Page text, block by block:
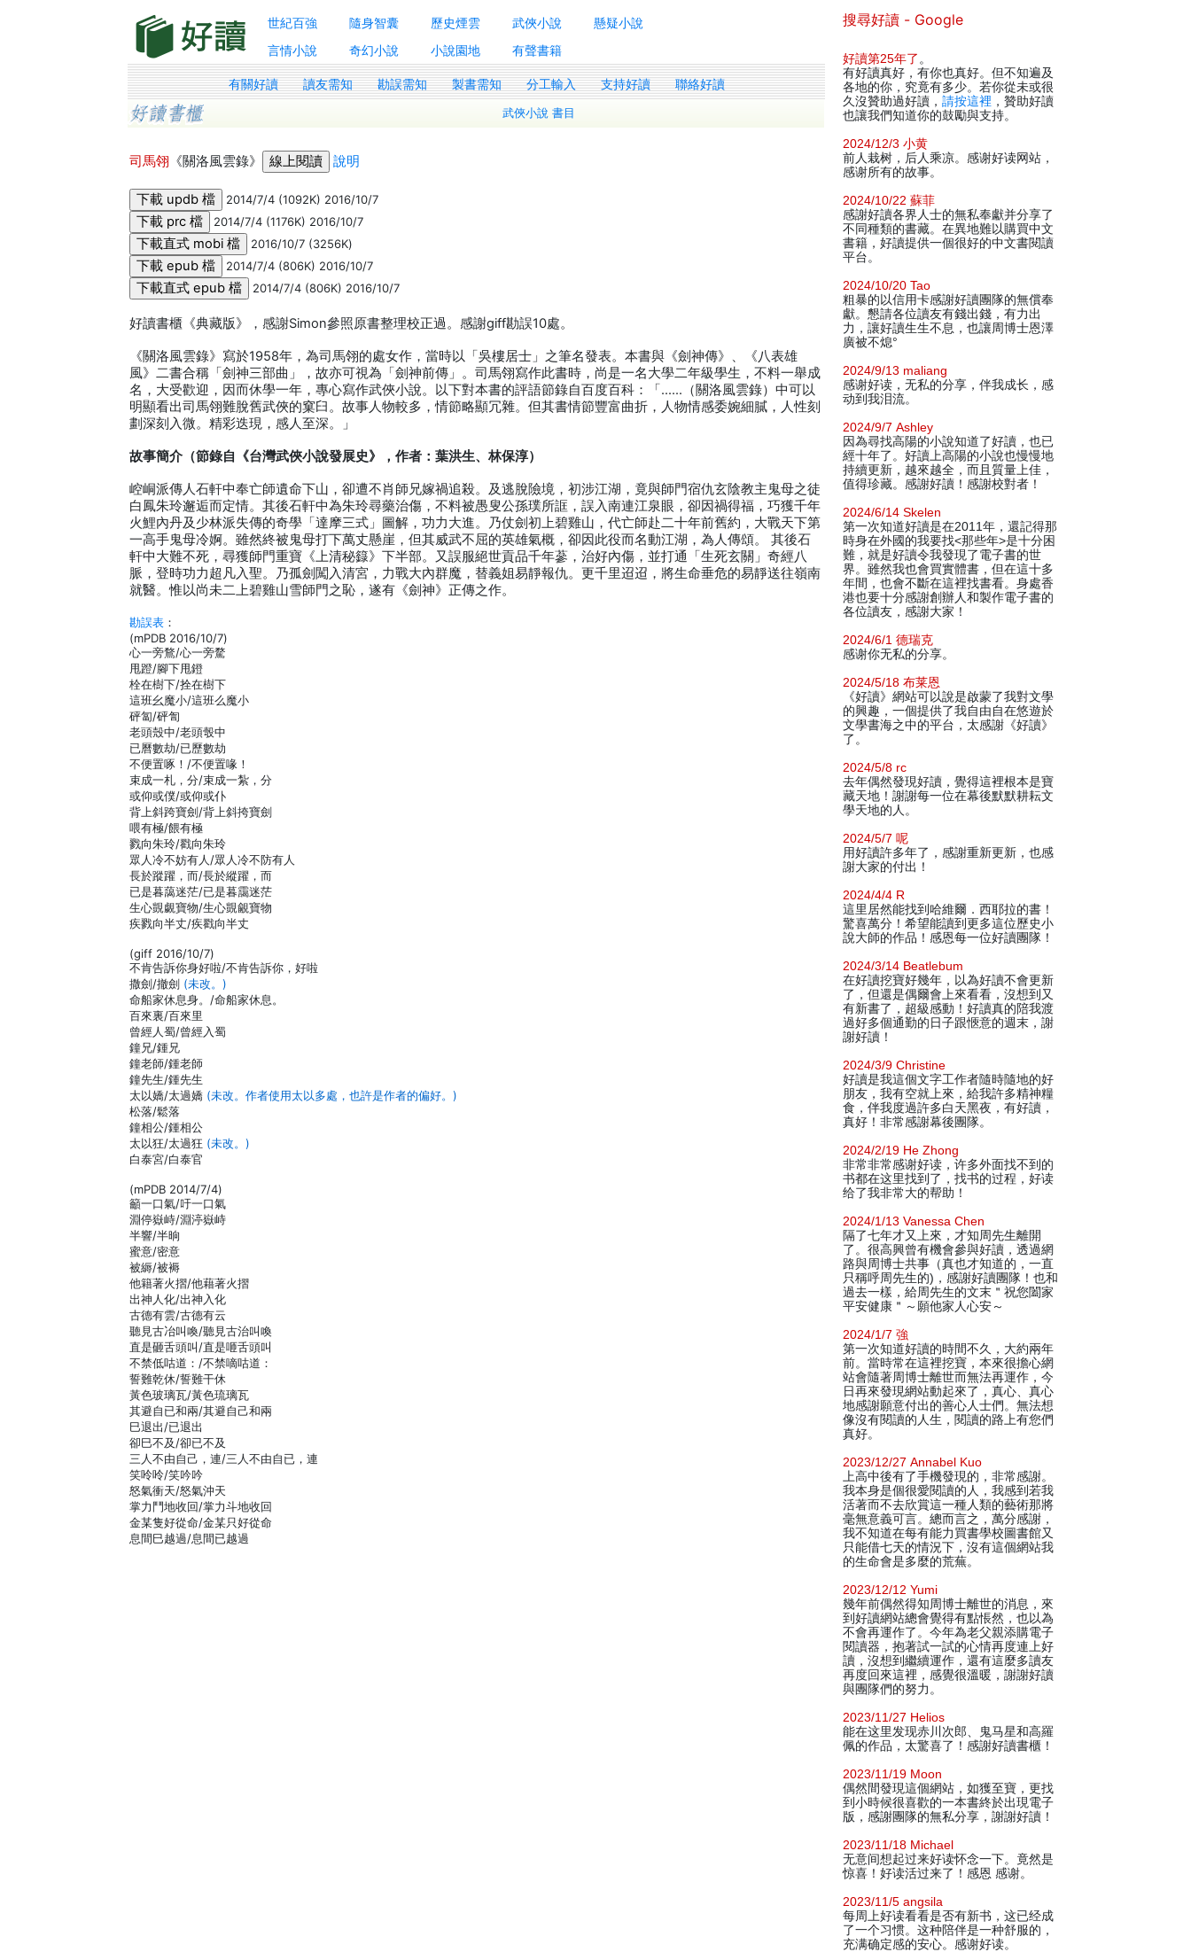
世紀百強 隨身智囊 歷史煙雲 武俠小說
懸疑小說
言情小說
奇幻小說 小說園地 有聲書籍
有關好讀 讀友需知 勘誤需知 製書需知 分工輸入 支持好讀 聯絡好讀
武俠小說 書目
司馬翎 《關洛風雲錄》 說明
2014/7/4 (1092K) 2016/10/7
2014/7/4 (1176K) 2016/10/7
2016/10/7 (3256K)
2014/7/4 (806K) 2016/10/7
2014/7/4 (806K) 2016/10/7
好讀書櫃《典藏版》，感謝Simon參照原書整理校正過。感謝giff勘誤10處。
《關洛風雲錄》寫於1958年，為司馬翎的處女作，當時以「吳樓居士」之筆名發表。本書與《劍神傳》、《八表雄
風》二書合稱「劍神三部曲」，故亦可視為「劍神前傳」。司馬翎寫作此書時，尚是一名大學二年級學生，不料一舉成
名，大受歡迎，因而休學一年，專心寫作武俠小說。以下對本書的評語節錄自百度百科：「……（關洛風雲錄）中可以
明顯看出司馬翎難脫舊武俠的窠臼。故事人物較多，情節略顯冗雜。但其書情節豐富曲折，人物情感委婉細膩，人性刻
劃深刻入微。精彩迭現，感人至深。」
故事簡介（節錄自《台灣武俠小說發展史》，作者：葉洪生、林保淳）
崆峒派傳人石軒中奉亡師遺命下山，卻遭不肖師兄嫁禍追殺。及逃脫險境，初涉江湖，竟與師門宿仇玄陰教主鬼母之徒
白鳳朱玲邂逅而定情。其後石軒中為朱玲尋藥治傷，不料被愚叟公孫璞所誆，誤入南連江泉眼，卻因禍得福，巧獲千年
火鯉內丹及少林派失傳的奇學「達摩三式」圖解，功力大進。乃仗劍初上碧雞山，代亡師赴二十年前舊約，大戰天下第
一高手鬼母冷婀。雖然終被鬼母打下萬丈懸崖，但其威武不屈的英雄氣概，卻因此役而名動江湖，為人傳頌。 其後石
軒中大難不死，尋獲師門重寶《上清秘籙》下半部。又誤服絕世貢品千年蔘，治好內傷，並打通「生死玄關」奇經八
脈，登時功力超凡入聖。乃孤劍闖入清宮，力戰大內群魔，替義姐易靜報仇。更千里迢迢，將生命垂危的易靜送往嶺南
就醫。惟以尚未二上碧雞山雪師門之恥，遂有《劍神》正傳之作。
勘誤表 ：
(mPDB 2016/10/7)
心一旁鶩/心一旁騖
甩蹬/腳下甩鐙
栓在樹下/拴在樹下
這班幺魔小/這班么魔小
砰匐/砰訇
老頭殼中/老頭彀中
已曆數劫/已歷數劫
不便置啄！/不便置喙！
束成一札，分/束成一紮，分
或仰或僕/或仰或仆
背上斜跨寶劍/背上斜挎寶劍
喂有極/餵有極
戮向朱玲/戳向朱玲
眾人冷不妨有人/眾人冷不防有人
長於蹤躍，而/長於縱躍，而
已是暮藹迷茫/已是暮靄迷茫
生心覬覷寶物/生心覬覦寶物
疾戮向半丈/疾戳向半丈
(giff 2016/10/7)
不肯告訴你身好啦/不肯告訴你，好啦
撒劍/撤劍 (未改。)
命船家休息身。/命船家休息。
百來裏/百來里
曾經人蜀/曾經入蜀
鐘兄/鍾兄
鐘老師/鍾老師
鐘先生/鍾先生
太以嬌/太過嬌 (未改。作者使用太以多處，也許是作者的偏好。)
松落/鬆落
鐘相公/鍾相公
太以狂/太過狂 (未改。)
白泰宮/白泰官
(mPDB 2014/7/4)
籲一口氣/吁一口氣
淵停嶽峙/淵渟嶽峙
半響/半晌
蜜意/密意
被縟/被褥
他籍著火摺/他藉著火摺
出神人化/出神入化
古德有雲/古德有云
聽見古冶叫喚/聽見古治叫喚
直是砸舌頭叫/直是咂舌頭叫
不禁低咕道：/不禁嘀咕道：
誓難乾休/誓難干休
黃色玻璃瓦/黃色琉璃瓦
其避自已和兩/其避自己和兩
巳退出/已退出
卻巳不及/卻已不及
三人不由自己，連/三人不由自已，連
笑呤呤/笑吟吟
怒氣衝天/怒氣沖天
掌力鬥地收回/掌力斗地收回
金某隻好從命/金某只好從命
息間巳越過/息間已越過
搜尋好讀 - Google
好讀第25年了 。
有好讀真好，有你也真好。但不知遍及
各地的你，究竟有多少。若你從未或很
久沒贊助過好讀， 請按這裡 ，贊助好讀
也讓我們知道你的鼓勵與支持。
2024/12/3 小黄
前人栽树，后人乘凉。感谢好读网站，
感谢所有的故事。
2024/10/22 蘇菲
感謝好讀各界人士的無私奉獻并分享了
不同種類的書藏。在異地難以購買中文
書籍，好讀提供一個很好的中文書閱讀
平台。
2024/10/20 Tao
粗暴的以信用卡感謝好讀團隊的無償奉
獻。懇請各位讀友有錢出錢，有力出
力，讓好讀生生不息，也讓周博士恩澤
廣被不熄°
2024/9/13 maliang
感谢好读，无私的分享，伴我成长，感
动到我泪流。
2024/9/7 Ashley
因為尋找高陽的小說知道了好讀，也已
經十年了。好讀上高陽的小說也慢慢地
持續更新，越來越全，而且質量上佳，
值得珍藏。感謝好讀！感謝校對者！
2024/6/14 Skelen
第一次知道好讀是在2011年，還記得那
時身在外國的我要找<那些年>是十分困
難，就是好讀令我發現了電子書的世
界。雖然我也會買實體書，但在這十多
年間，也會不斷在這裡找書看。身處香
港也要十分感謝創辦人和製作電子書的
各位讀友，感謝大家！
2024/6/1 德瑞克
感谢你无私的分享。
2024/5/18 布莱恩
《好讀》網站可以說是啟蒙了我對文學
的興趣，一個提供了我自由自在悠遊於
文學書海之中的平台，太感謝《好讀》
了。
2024/5/8 rc
去年偶然發現好讀，覺得這裡根本是寶
藏天地！謝謝每一位在幕後默默耕耘文
學天地的人。
2024/5/7 呢
用好讀許多年了，感謝重新更新，也感
謝大家的付出！
2024/4/4 R
這里居然能找到哈維爾．西耶拉的書！
驚喜萬分！希望能讀到更多這位歷史小
說大師的作品！感恩每一位好讀團隊！
2024/3/14 Beatlebum
在好讀挖寶好幾年，以為好讀不會更新
了，但還是偶爾會上來看看，沒想到又
有新書了，超級感動！好讀真的陪我渡
過好多個通勤的日子跟愜意的週末，謝
謝好讀！
2024/3/9 Christine
好讀是我這個文字工作者隨時隨地的好
朋友，我有空就上來，給我許多精神糧
食，伴我度過許多白天黑夜，有好讀，
真好！非常感謝幕後團隊。
2024/2/19 He Zhong
非常非常感谢好读，许多外面找不到的
书都在这里找到了，找书的过程，好读
给了我非常大的帮助！
2024/1/13 Vanessa Chen
隔了七年才又上來，才知周先生離開
了。很高興曾有機會參與好讀，透過網
路與周博士共事（真也才知道的，一直
只稱呼周先生的)，感謝好讀團隊！也和
過去一樣，給周先生的文末＂祝您闔家
平安健康＂～願他家人心安～
2024/1/7 強
第一次知道好讀的時間不久，大約兩年
前。當時常在這裡挖寶，本來很擔心網
站會隨著周博士離世而無法再運作，今
日再來發現網站動起來了，真心、真心
地感謝願意付出的善心人士們。無法想
像沒有閱讀的人生，閱讀的路上有您們
真好。
2023/12/27 Annabel Kuo
上高中後有了手機發現的，非常感謝。
我本身是個很愛閱讀的人，我感到若我
活著而不去欣賞這一種人類的藝術那將
毫無意義可言。總而言之，萬分感謝，
我不知道在每有能力買書學校圖書館又
只能借七天的情況下，沒有這個網站我
的生命會是多麼的荒蕪。
2023/12/12 Yumi
幾年前偶然得知周博士離世的消息，來
到好讀網站總會覺得有點悵然，也以為
不會再運作了。今年為老父親添購電子
閱讀器，抱著試一試的心情再度連上好
讀，沒想到繼續運作，還有這麼多讀友
再度回來這裡，感覺很溫暖，謝謝好讀
與團隊們的努力。
2023/11/27 Helios
能在这里发现赤川次郎、鬼马星和高羅
佩的作品，太驚喜了！感謝好讀書櫃！
2023/11/19 Moon
偶然間發現這個網站，如獲至寶，更找
到小時候很喜歡的一本書終於出現電子
版，感謝團隊的無私分享，謝謝好讀！
2023/11/18 Michael
无意间想起过来好读怀念一下。竟然是
惊喜！好读活过来了！感恩 感谢。
2023/11/5 angsila
每周上好读看看是否有新书，这已经成
了一个习惯。这种陪伴是一种舒服的，
充满确定感的安心。感谢好读。